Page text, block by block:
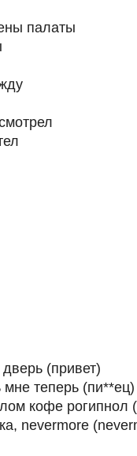
палаты
(привет)
теперь (пи**ец)
кофе рогипнол
nevermore